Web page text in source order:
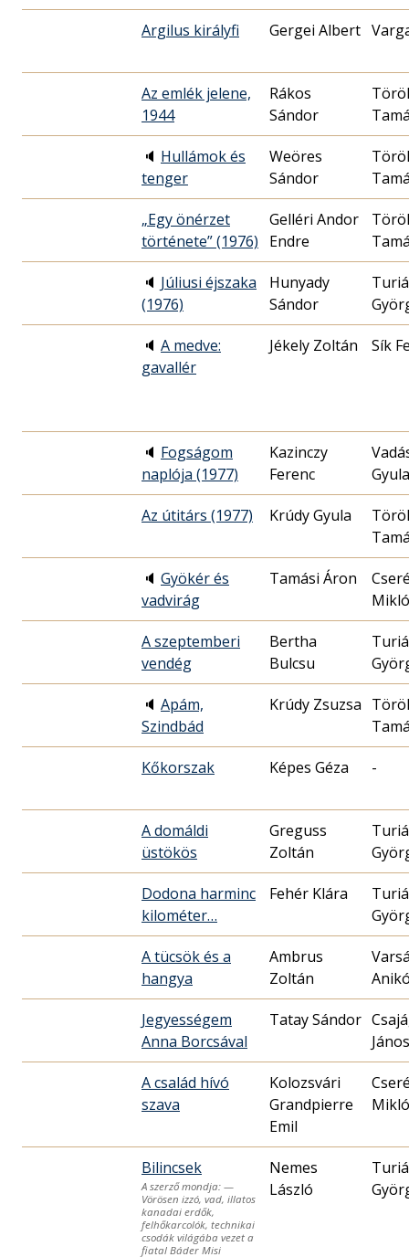
Argilus királyfi Gergei Albert
Az emlék jelene,
1944
Rákos
Sándor
🔈 Hullámok és
tenger
Weöres
Sándor
„Egy önérzet
története” (1976)
Gelléri Andor
Endre
🔈 Júliusi éjszaka
(1976)
Hunyady
Sándor
🔈 A medve:
gavallér
Jékely Zoltán Sík
🔈 Fogságom
naplója (1977)
Kazinczy
Ferenc
Gyula
Az útitárs (1977) Krúdy Gyula
🔈 Gyökér és
vadvirág
Tamási Áron
A szeptemberi
vendég
Bertha
🔈 Apám,
Szindbád
Krúdy Zsuzsa
Kőkorszak Képes Géza -
A domáldi
üstökös
Greguss
Zoltán
Dodona harminc
kilométer…
Fehér Klára
A tücsök és a
hangya
Ambrus
Zoltán
Jegyességem
Anna Borcsával
Tatay Sándor
János
A család hívó
szava
Kolozsvári
Grandpierre
Emil
Bilincsek
A szerző mondja: —
Vörösen izzó, vad, illatos
kanadai erdők,
felhőkarcolók, technikai
csodák világába vezet a
fiatal Báder Misi
Nemes
László